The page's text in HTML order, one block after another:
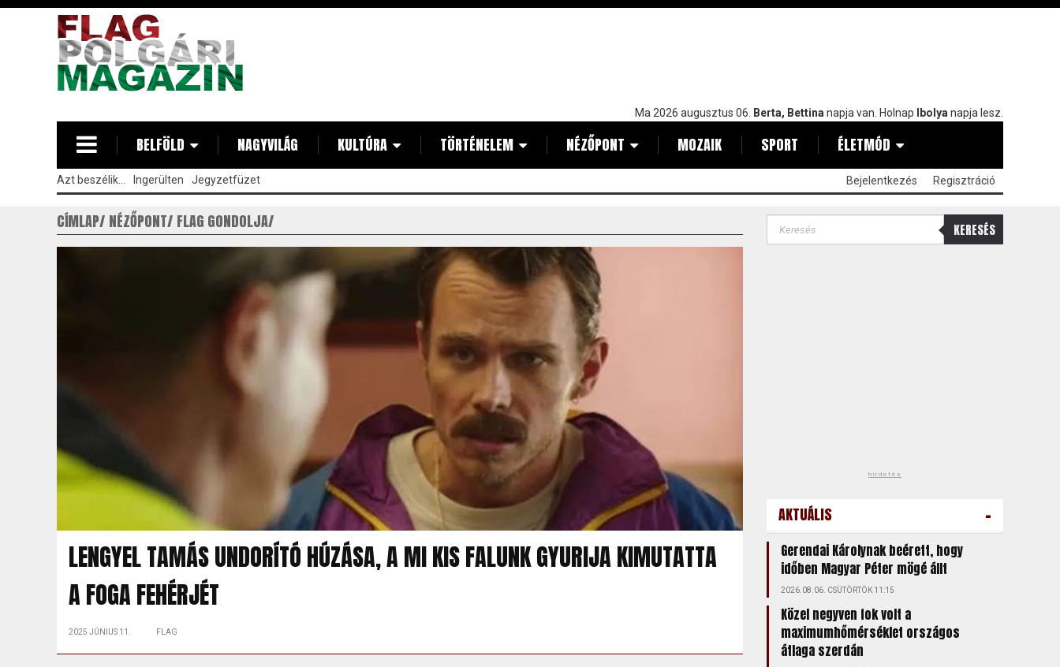
Ma 2026 augusztus 06. Berta, Bettina napja van. Holnap Ibolya napja lesz.
BELFÖLD NAGYVILÁG KULTÚRA TÖRTÉNELEM NÉZŐPONT MOZAIK SPORT ÉLETMÓD
Azt beszélik... Ingerülten Jegyzetfüzet Bejelentkezés Regisztráció
CÍMLAP NÉZŐPONT FLAG GONDOLJA
LENGYEL TAMÁS UNDORÍTÓ HÚZÁSA, A MI KIS FALUNK GYURIJA KIMUTATTA
A FOGA FEHÉRJÉT
2025 JÚNIUS 11. FLAG
KERESÉS
hirdetés
AKTUÁLIS -
Gerendai Károlynak beérett, hogy
időben Magyar Péter mögé állt
2026.08.06. CSÜTÖRTÖK 11:15
Közel negyven fok volt a
maximumhőmérséklet országos
átlaga szerdán